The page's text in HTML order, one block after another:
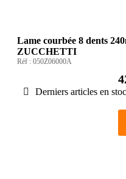
Lame courbée 8 dents
ZUCCHETTI
Réf : 050Z06000A
Derniers articles en